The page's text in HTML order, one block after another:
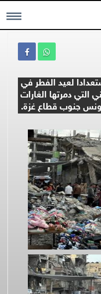
MENU
لعيد الفطر في
التي دمرتها الغارات
يونس جنوب قطاع غزة.